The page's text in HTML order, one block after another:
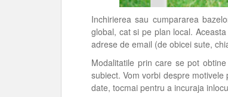
Inchirierea sau cumpararea
global, cat si pe plan local.
adrese de email (de obicei sute,
Modalitatile prin care se pot
subiect. Vom vorbi despre
date, tocmai pentru a incuraja